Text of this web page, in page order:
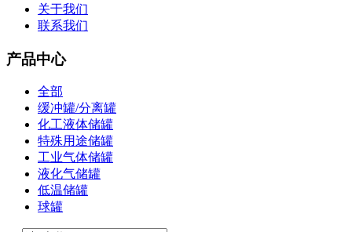
关于我们
联系我们
产品中心
全部
缓冲罐/分离罐
化工液体储罐
特殊用途储罐
工业气体储罐
液化气储罐
低温储罐
球罐